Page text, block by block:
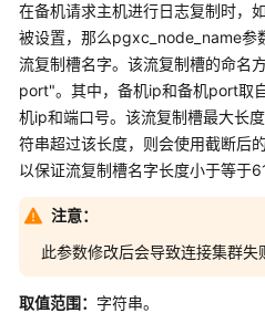
安
全
数
据
库
使
用
入
门
开
在备机请求主机进行日志复制时，
被设置，那么pgxc_node_name参
流复制槽名字。该流复制槽的命名
port"。其中，备机ip和备机port取
机ip和端口号。该流复制槽最大长
符串超过该长度，则会使用截断后
以保证流复制槽名字长度小于等于
注意：
此参数修改后会导致连接集群失
取值范围： 字符串。